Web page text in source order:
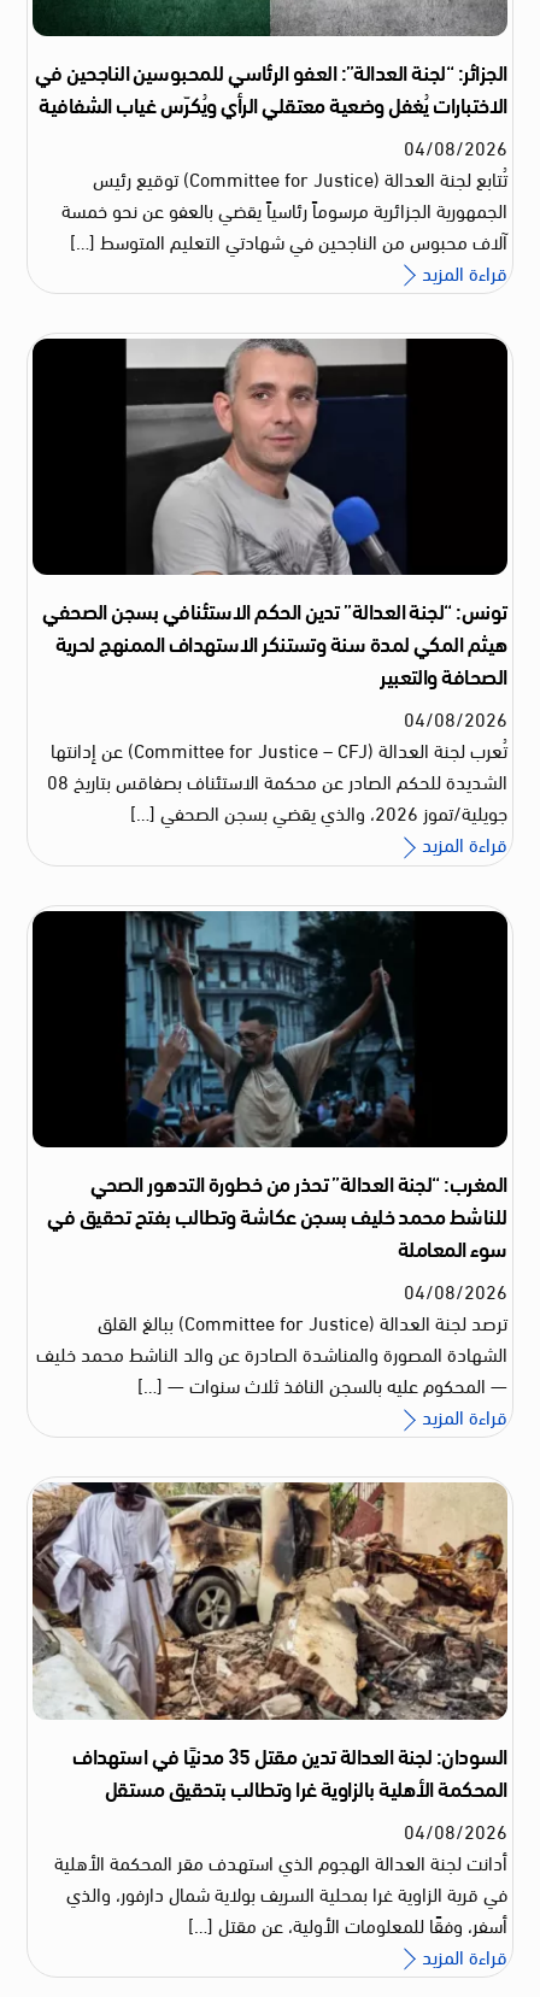
الجزائر: “لجنة العدالة”: العفو الرئاسي للمحبوسين الناجحين في
الاختبارات يُغفل وضعية معتقلي الرأي ويُكرّس غياب الشفافية
04/08/2026
تُتابع لجنة العدالة (Committee for Justice) توقيع رئيس
الجمهورية الجزائرية مرسوماً رئاسياً يقضي بالعفو عن نحو خمسة
آلاف محبوس من الناجحين في شهادتي التعليم المتوسط […]
قراءة المزيد
تونس: “لجنة العدالة” تدين الحكم الاستئنافي بسجن الصحفي
هيثم المكي لمدة سنة وتستنكر الاستهداف الممنهج لحرية
الصحافة والتعبير
04/08/2026
تُعرب لجنة العدالة (Committee for Justice – CFJ) عن إدانتها
الشديدة للحكم الصادر عن محكمة الاستئناف بصفاقس بتاريخ 08
جويلية/تموز 2026، والذي يقضي بسجن الصحفي […]
قراءة المزيد
المغرب: “لجنة العدالة” تحذر من خطورة التدهور الصحي
للناشط محمد خليف بسجن عكاشة وتطالب بفتح تحقيق في
سوء المعاملة
04/08/2026
ترصد لجنة العدالة (Committee for Justice) ببالغ القلق
الشهادة المصورة والمناشدة الصادرة عن والد الناشط محمد خليف
— المحكوم عليه بالسجن النافذ ثلاث سنوات — […]
قراءة المزيد
السودان: لجنة العدالة تدين مقتل 35 مدنيًا في استهداف
المحكمة الأهلية بالزاوية غرا وتطالب بتحقيق مستقل
04/08/2026
أدانت لجنة العدالة الهجوم الذي استهدف مقر المحكمة الأهلية
في قرية الزاوية غرا بمحلية السريف بولاية شمال دارفور، والذي
أسفر، وفقًا للمعلومات الأولية، عن مقتل […]
قراءة المزيد